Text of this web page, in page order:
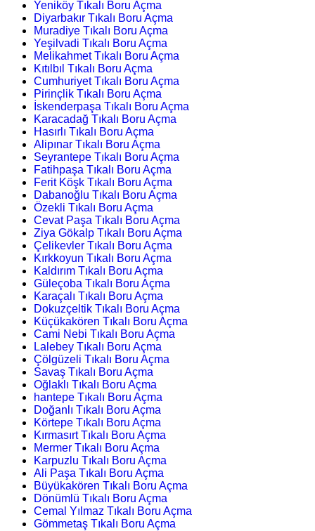
Yeniköy Tıkalı Boru Açma
Diyarbakır Tıkalı Boru Açma
Muradiye Tıkalı Boru Açma
Yeşilvadi Tıkalı Boru Açma
Melikahmet Tıkalı Boru Açma
Kıtılbıl Tıkalı Boru Açma
Cumhuriyet Tıkalı Boru Açma
Pirinçlik Tıkalı Boru Açma
İskenderpaşa Tıkalı Boru Açma
Karacadağ Tıkalı Boru Açma
Hasırlı Tıkalı Boru Açma
Alipınar Tıkalı Boru Açma
Seyrantepe Tıkalı Boru Açma
Fatihpaşa Tıkalı Boru Açma
Ferit Köşk Tıkalı Boru Açma
Dabanoğlu Tıkalı Boru Açma
Özekli Tıkalı Boru Açma
Cevat Paşa Tıkalı Boru Açma
Ziya Gökalp Tıkalı Boru Açma
Çelikevler Tıkalı Boru Açma
Kırkkoyun Tıkalı Boru Açma
Kaldırım Tıkalı Boru Açma
Güleçoba Tıkalı Boru Açma
Karaçalı Tıkalı Boru Açma
Dokuzçeltik Tıkalı Boru Açma
Küçükakören Tıkalı Boru Açma
Cami Nebi Tıkalı Boru Açma
Lalebey Tıkalı Boru Açma
Çölgüzeli Tıkalı Boru Açma
Savaş Tıkalı Boru Açma
Oğlaklı Tıkalı Boru Açma
hantepe Tıkalı Boru Açma
Doğanlı Tıkalı Boru Açma
Körtepe Tıkalı Boru Açma
Kırmasırt Tıkalı Boru Açma
Mermer Tıkalı Boru Açma
Karpuzlu Tıkalı Boru Açma
Ali Paşa Tıkalı Boru Açma
Büyükakören Tıkalı Boru Açma
Dönümlü Tıkalı Boru Açma
Cemal Yılmaz Tıkalı Boru Açma
Gömmetaş Tıkalı Boru Açma